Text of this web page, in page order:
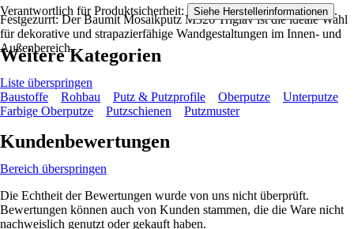
Festgezurrt: Der Baumit Mosaikputz M326 Triglav ist die ideale Wahl
für dekorative und strapazierfähige Wandgestaltungen im Innen- und
Außenbereich.
Verantwortlich für Produktsicherheit: Siehe Herstellerinformationen .
Weitere Kategorien
Liste überspringen
Baustoffe
Rohbau Putz & Putzprofile Oberputze
Unterputze
Farbige Oberputze
Putzschienen Putzmuster
Kundenbewertungen
Bereich überspringen
Die Echtheit der Bewertungen wurde von uns nicht überprüft.
Bewertungen können auch von Kunden stammen, die die Ware nicht
nachweislich genutzt oder gekauft haben.